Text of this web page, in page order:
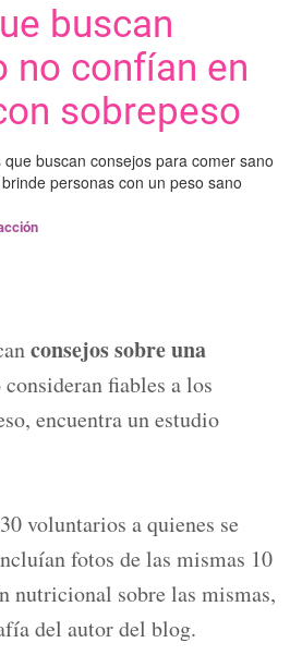
buscan
no confían en
sobrepeso
buscan consejos para comer sano
personas con un peso sano
consejos sobre una
consideran fiables a los
encuentra un estudio
voluntarios a quienes se
fotos de las mismas 10
nutricional sobre las mismas,
del autor del blog.